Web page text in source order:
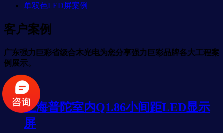
单双色LED屏案例
客户案例
广东强力巨彩省级合木光电为您分享强力巨彩品牌各大工程案
例展示。
上海普陀室内Q1.86小间距LED显示
屏